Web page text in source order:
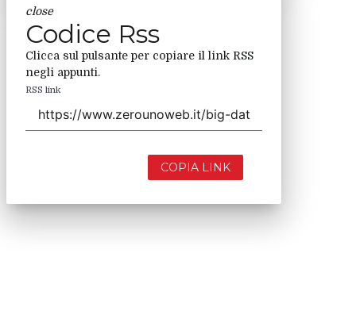
close
Codice Rss
Clicca sul pulsante per copiare il link RSS
negli appunti.
RSS link
COPIA LINK